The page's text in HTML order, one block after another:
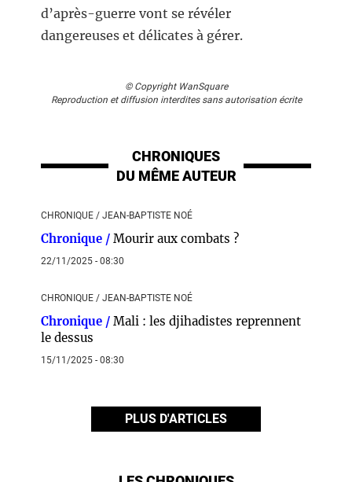
d’après-guerre vont se révéler
dangereuses et délicates à gérer.
© Copyright WanSquare
Reproduction et diffusion interdites sans autorisation écrite
CHRONIQUES
DU MÊME AUTEUR
CHRONIQUE / JEAN-BAPTISTE NOÉ
Chronique / Mourir aux combats ?
22/11/2025 - 08:30
CHRONIQUE / JEAN-BAPTISTE NOÉ
Chronique / Mali : les djihadistes reprennent
le dessus
15/11/2025 - 08:30
PLUS D'ARTICLES